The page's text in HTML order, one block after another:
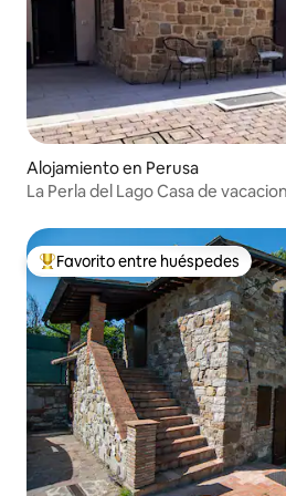
Alojamiento en Perusa
La Perla del Lago Casa de
Favorito entre los huéspedes más
Favorito entre huéspedes